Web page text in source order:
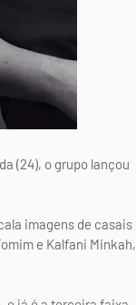
(24), o grupo lançou
imagens de casais
e Kalfani Minkah,